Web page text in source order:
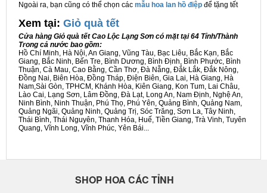
Ngoài ra, bạn cũng có thể chọn các mẫu hoa lan hồ điệp để tặng tết
Xem tại: Giỏ quà tết
Cửa hàng Giỏ quà tết Cao Lộc Lạng Sơn có mặt tại 64 Tỉnh/Thành
Trong cả nước bao gồm:
Hồ Chí Minh, Hà Nội, An Giang, Vũng Tàu, Bạc Liêu, Bắc Kạn, Bắc
Giang, Bắc Ninh, Bến Tre, Bình Dương, Bình Định, Bình Phước, Bình
Thuận, Cà Mau, Cao Bằng, Cần Thơ, Đà Nẵng, Đắk Lắk, Đắk Nông,
Đồng Nai, Biên Hòa, Đồng Tháp, Điện Biên, Gia Lai, Hà Giang, Hà
Nam,Sài Gòn, TPHCM, Khánh Hòa, Kiên Giang, Kon Tum, Lai Châu,
Lào Cai, Lạng Sơn, Lâm Đồng, Đà Lạt, Long An, Nam Định, Nghệ An,
Ninh Bình, Ninh Thuận, Phú Thọ, Phú Yên, Quảng Bình, Quảng Nam,
Quảng Ngãi, Quảng Ninh, Quảng Trị, Sóc Trăng, Sơn La, Tây Ninh,
Thái Bình, Thái Nguyên, Thanh Hóa, Huế, Tiền Giang, Trà Vinh, Tuyên
Quang, Vĩnh Long, Vĩnh Phúc, Yên Bái...
SHOP HOA CÁC TỈNH